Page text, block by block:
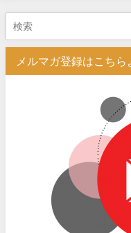
メルマガ登録はこちら